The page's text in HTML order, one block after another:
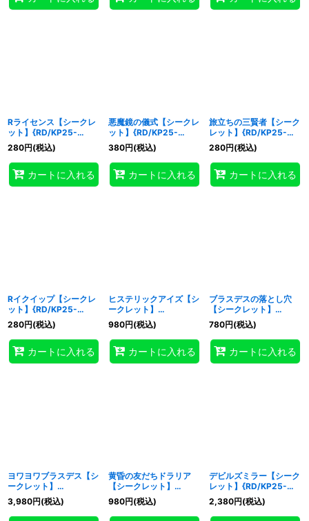
Rライセンス【シークレ
ット】{RD/KP25-
JP053}《RD魔法》
280円(税込)
カートに入れる
悪魔鏡の儀式【シークレ
ット】{RD/KP25-
JP056}《RD魔法》
380円(税込)
カートに入れる
旅立ちの三賢者【シーク
レット】{RD/KP25-
JP058}《RD魔法》
280円(税込)
カートに入れる
Rイクイップ【シークレ
ット】{RD/KP25-
JP062}《RD罠》
280円(税込)
カートに入れる
ヒステリックアイズ【シ
ークレット】
{RD/KP25-JP063}
《RD罠》
980円(税込)
カートに入れる
ブラスデスの落とし穴
【シークレット】
{RD/KP25-JP064}
《RD罠》
780円(税込)
カートに入れる
ヨワヨワブラスデス【シ
ークレット】
{RD/KP25-JP066}
《RDモンスター》
3,980円(税込)
黄昏の友だちドラリア
【シークレット】
{RD/KP25-JP068}
《RDモンスター》
980円(税込)
デビルズミラー【シーク
レット】{RD/KP25-
JP069}《RDリチュア
ル》
2,380円(税込)